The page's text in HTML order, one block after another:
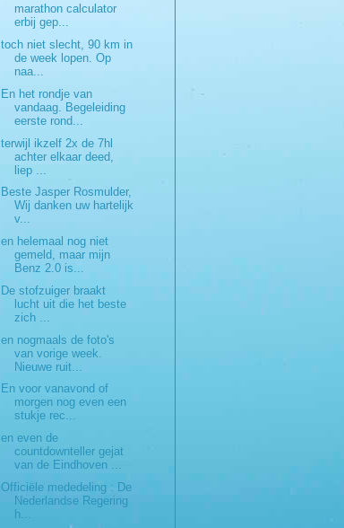
marathon calculator
erbij gep...
toch niet slecht, 90 km in
de week lopen. Op
naa...
En het rondje van
vandaag. Begeleiding
eerste rond...
terwijl ikzelf 2x de 7hl
achter elkaar deed,
liep ...
Beste Jasper Rosmulder,
Wij danken uw hartelijk
v...
en helemaal nog niet
gemeld, maar mijn
Benz 2.0 is...
De stofzuiger braakt
lucht uit die het beste
zich ...
en nogmaals de foto's
van vorige week.
Nieuwe ruit...
En voor vanavond of
morgen nog even een
stukje rec...
en even de
countdownteller gejat
van de Eindhoven ...
Officiële mededeling : De
Nederlandse Regering
h...